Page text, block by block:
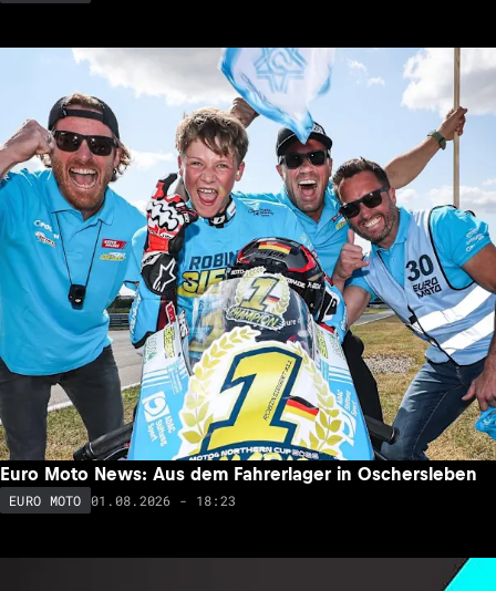
Euro Moto News: Aus dem Fahrerlager in Oschersleben
EURO MOTO 01.08.2026 - 18:23